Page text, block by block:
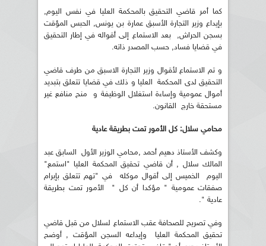
كما أمر قاضي التحقيق بالمحكمة العليا في نفس اليوم,
بإيداع وزير التجارة الأسبق عمارة بن يونس, الحبس المؤقت
بسجن الحراش, بعد الاستماع إلى أقواله في إطار التحقيق
في قضايا فساد, حسب المصدر ذاته.
و تم الاستماع لأقوال وزير التجارة الاسبق من طرف قاضي
التحقيق لدى المحكمة العليا و ذلك في قضايا تتعلق بتبديد
أموال عمومية وإساءة استغلال الوظيفة و منح منافع غير
مستحقة خارج القانون.
محامي سلال: كل الأمور تمت بطريقة عادية
وكشف الأستاذ دهيم أحمد ,محامي الوزير الأول السابق عبد
المالك سلال , أن قاضي تحقيق المحكمة العليا "استمع"
اليوم الخميس إلى أقوال موكله في "تهم تتعلق بإبرام
صفقات عمومية " مؤكدا أن كل " الأمور تمت بطريقة
عادية ".
وفي تصريح للصحافة عقب الاستماع لسلال من قبل قاضي
تحقيق المحكمة العليا وإيداعه السجن المؤقت , أوضح